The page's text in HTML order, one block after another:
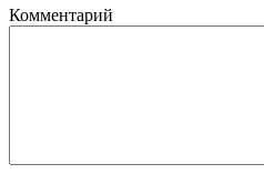
Комментарий